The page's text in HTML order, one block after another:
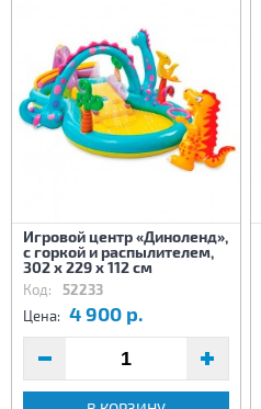
Игровой центр «Диноленд»,
с горкой и распылителем,
302 х 229 х 112 см
Код: 52233
Цена: 4 900 р.